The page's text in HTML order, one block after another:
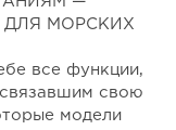
МОРСКИХ
все функции,
свою
модели